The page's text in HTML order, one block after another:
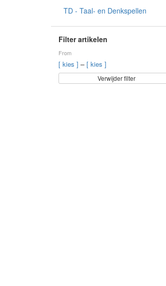
TD - Taal- en Denkspellen
Filter artikelen
From
[ kies ] – [ kies ]
Verwijder filter